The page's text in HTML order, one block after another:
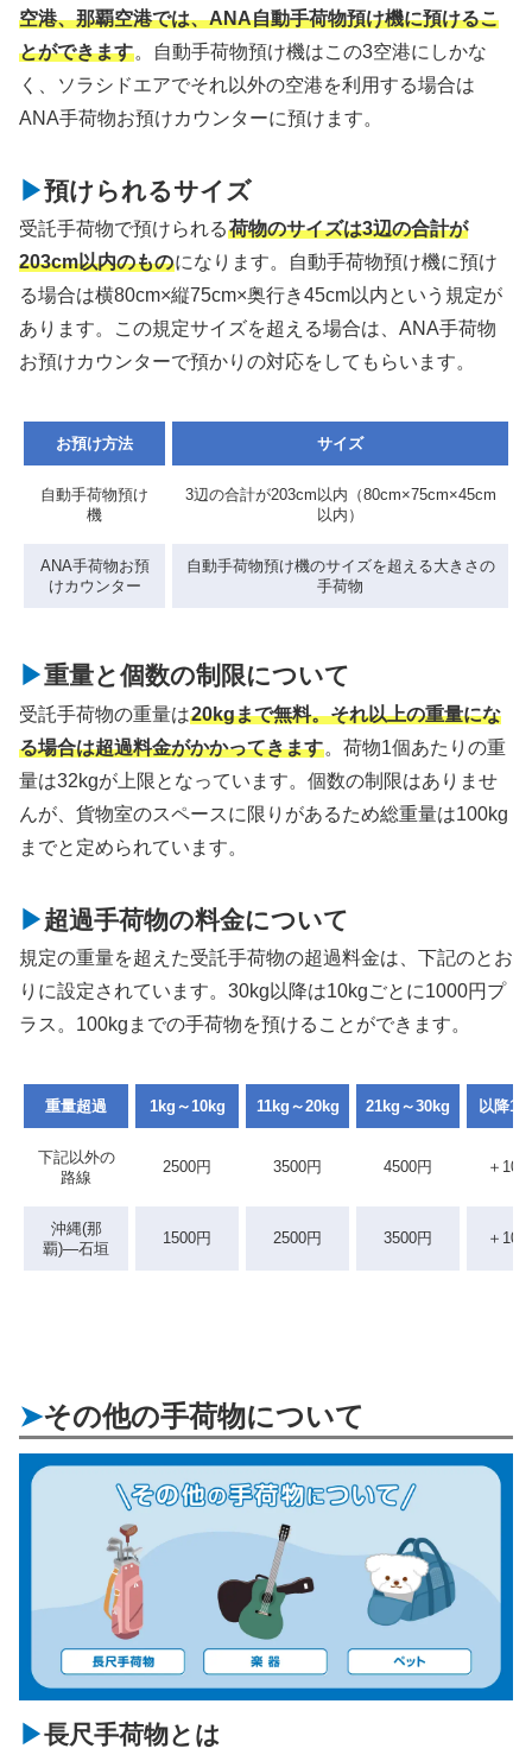
空港、那覇空港では、ANA自動手荷物預け機に預けるこ
とができます。自動手荷物預け機はこの3空港にしかな
く、ソラシドエアでそれ以外の空港を利用する場合は
ANA手荷物お預けカウンターに預けます。
預けられるサイズ
受託手荷物で預けられる荷物のサイズは3辺の合計が
203cm以内のものになります。自動手荷物預け機に預け
る場合は横80cm×縦75cm×奥行き45cm以内という規定が
あります。この規定サイズを超える場合は、ANA手荷物
お預けカウンターで預かりの対応をしてもらいます。
お預け方法 サイズ
自動手荷物預け
機
3辺の合計が203cm以内（80cm×75cm×45cm
以内）
ANA手荷物お預
けカウンター
自動手荷物預け機のサイズを超える大きさの
手荷物
重量と個数の制限について
受託手荷物の重量は20kgまで無料。それ以上の重量にな
る場合は超過料金がかかってきます。荷物1個あたりの重
量は32kgが上限となっています。個数の制限はありませ
んが、貨物室のスペースに限りがあるため総重量は100kg
までと定められています。
超過手荷物の料金について
規定の重量を超えた受託手荷物の超過料金は、下記のとお
りに設定されています。30kg以降は10kgごとに1000円プ
ラス。100kgまでの手荷物を預けることができます。
重量超過 1kg～10kg 11kg～20kg 21kg～30kg 以降
下記以外の
路線
2500円 3500円 4500円 ＋
沖縄(那
覇)―石垣
1500円 2500円 3500円 ＋
その他の手荷物について
長尺手荷物とは